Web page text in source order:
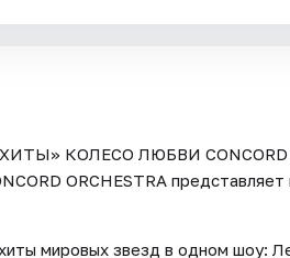
КОЛЕСО ЛЮБВИ CONCORD
ORCHESTRA
мировых звезд в одном шоу: